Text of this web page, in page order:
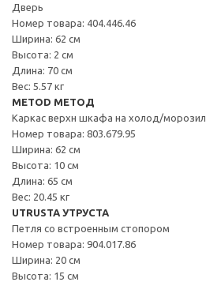
Дверь
Номер товара: 404.446.46
Ширина: 62 см
Высота: 2 см
Длина: 70 см
Вес: 5.57 кг
METOD МЕТОД
Каркас верхн шкафа на холод/морозил
Номер товара: 803.679.95
Ширина: 62 см
Высота: 10 см
Длина: 65 см
Вес: 20.45 кг
UTRUSTA УТРУСТА
Петля со встроенным стопором
Номер товара: 904.017.86
Ширина: 20 см
Высота: 15 см